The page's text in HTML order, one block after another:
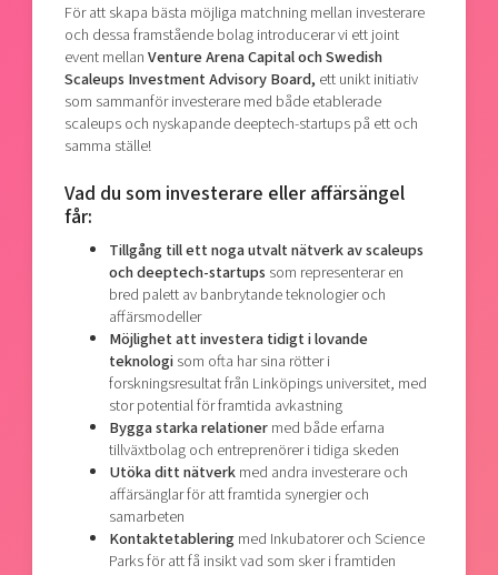
För att skapa bästa möjliga matchning mellan investerare
och dessa framstående bolag introducerar vi ett joint
event mellanVenture Arena Capital och Swedish
Scaleups Investment Advisory Board, ett unikt initiativ
som sammanför investerare med både etablerade
scaleups och nyskapande deeptech-startups på ett och
samma ställe!
Vad du som investerare eller affärsängel
får:
Tillgång till ett noga utvalt nätverk av scaleups
och deeptech-startups som representerar en
bred palett av banbrytande teknologier och
affärsmodeller
Möjlighet att investera tidigt i lovande
teknologisom ofta har sina rötter i
forskningsresultat från Linköpings universitet, med
stor potential för framtida avkastning
Bygga starka relationermed både erfarna
tillväxtbolag och entreprenörer i tidiga skeden
Utöka ditt nätverkmed andra investerare och
affärsänglar för att framtida synergier och
samarbeten
Kontaktetableringmed Inkubatorer och Science
Parks för att få insikt vad som sker i framtiden